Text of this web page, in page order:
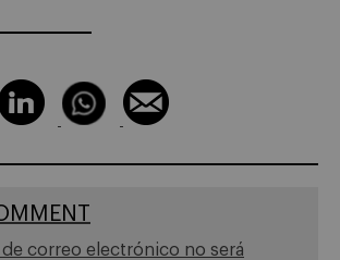
de correo electrónico no será